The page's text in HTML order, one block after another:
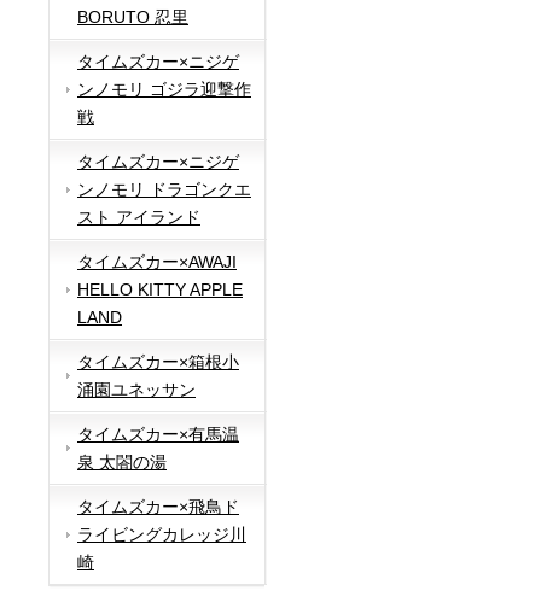
BORUTO 忍里
タイムズカー×ニジゲ
ンノモリ ゴジラ迎撃作
戦
タイムズカー×ニジゲ
ンノモリ ドラゴンクエ
スト アイランド
タイムズカー×AWAJI
HELLO KITTY APPLE
LAND
タイムズカー×箱根小
涌園ユネッサン
タイムズカー×有馬温
泉 太閤の湯
タイムズカー×飛鳥ド
ライビングカレッジ川
崎